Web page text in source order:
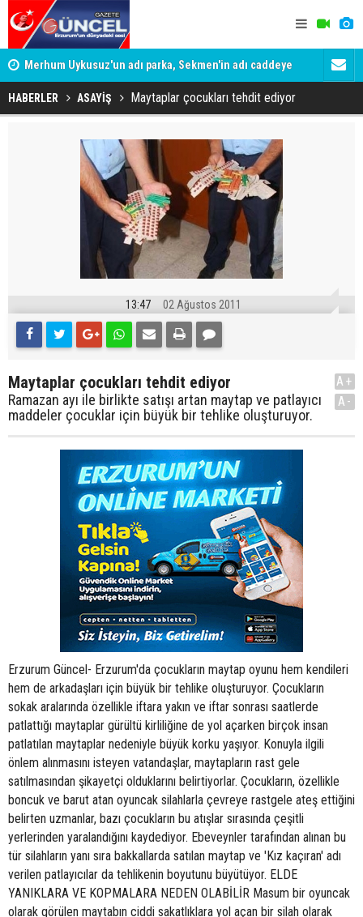
Merhum Uykusuz'un adı parka, Sekmen'in adı caddeye
verildi
HABERLER ASAYİŞ Maytaplar çocukları tehdit ediyor
13:47 02 Ağustos 2011
Maytaplar çocukları tehdit ediyor
Ramazan ayı ile birlikte satışı artan maytap ve patlayıcı
maddeler çocuklar için büyük bir tehlike oluşturuyor.
A+
A-
Erzurum Güncel- Erzurum'da çocukların maytap oyunu hem kendileri
hem de arkadaşları için büyük bir tehlike oluşturuyor. Çocukların
sokak aralarında özellikle iftara yakın ve iftar sonrası saatlerde
patlattığı maytaplar gürültü kirliliğine de yol açarken birçok insan
patlatılan maytaplar nedeniyle büyük korku yaşıyor. Konuyla ilgili
önlem alınmasını isteyen vatandaşlar, maytapların rast gele
satılmasından şikayetçi olduklarını belirtiyorlar. Çocukların, özellikle
boncuk ve barut atan oyuncak silahlarla çevreye rastgele ateş ettiğini
belirten uzmanlar, bazı çocukların bu atışlar sırasında çeşitli
yerlerinden yaralandığını kaydediyor. Ebeveynler tarafından alınan bu
tür silahların yanı sıra bakkallarda satılan maytap ve 'Kız kaçıran' adı
verilen patlayıcılar da tehlikenin boyutunu büyütüyor. ELDE
YANIKLARA VE KOPMALARA NEDEN OLABİLİR Masum bir oyuncak
olarak görülen maytabın ciddi sakatlıklara yol açan bir silah olarak